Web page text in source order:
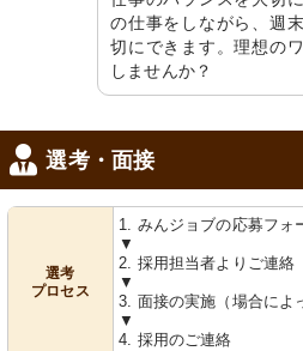
の仕事をしながら、週
切にできます。理想の
しませんか？
選考・面接
選考
プロセス
1. みんジョブの応募フォ
▼
2. 採用担当者よりご連絡
▼
3. 面接の実施（場合によ
▼
4. 採用のご連絡